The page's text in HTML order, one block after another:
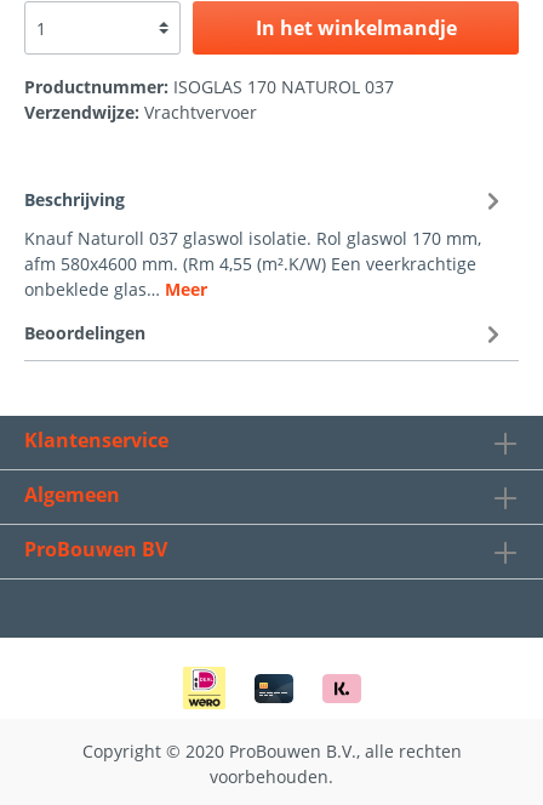
In het winkelmandje
Productnummer: ISOGLAS 170 NATUROL 037
Verzendwijze: Vrachtvervoer
Beschrijving
Knauf Naturoll 037 glaswol isolatie. Rol glaswol 170 mm,
afm 580x4600 mm. (Rm 4,55 (m².K/W) Een veerkrachtige
onbeklede glas… Meer
Beoordelingen
Klantenservice
Algemeen
ProBouwen BV
Copyright © 2020 ProBouwen B.V., alle rechten
voorbehouden.